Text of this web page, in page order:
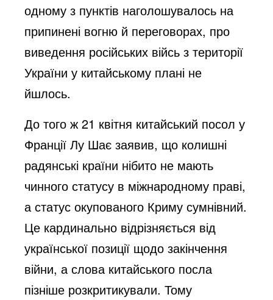
одному з пунктів наголошувалось на
припинені вогню й переговорах, про
виведення російських війсь з території
України у китайському плані не
йшлось.
До того ж 21 квітня китайський посол у
Франції Лу Шає заявив, що колишні
радянські країни нібито не мають
чинного статусу в міжнародному праві,
а статус окупованого Криму сумнівний.
Це кардинально відрізняється від
української позиції щодо закінчення
війни, а слова китайського посла
пізніше розкритикували. Тому